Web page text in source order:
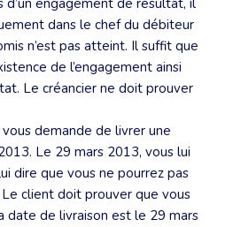
d’un engagement de résultat, il
dans le chef du débiteur
n’est pas atteint. Il suffit que
de l’engagement ainsi
Le créancier ne doit prouver
demande de livrer une
Le 29 mars 2013, vous lui
dire que vous ne pourrez pas
client doit prouver que vous
date de livraison est le 29 mars